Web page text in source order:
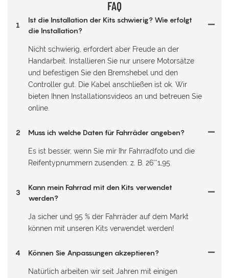
FAQ
1
Ist die Installation der Kits schwierig? Wie erfolgt
die Installation?
Nicht schwierig, erfordert aber Freude an der
Handarbeit. Installieren Sie nur unsere Motorsätze
und befestigen Sie den Bremshebel und den
Controller gut. Die Kabel anschließen ist ok. Wir
bieten Ihnen Installationsvideos an und betreuen Sie
online.
2 Muss ich welche Daten für Fahrräder angeben?
Es ist besser, wenn Sie mir Ihr Fahrradfoto und die
Reifentypnummern zusenden: z. B. 26'*1,95.
3
Kann mein Fahrrad mit den Kits verwendet
werden?
Ja sicher und 95 % der Fahrräder auf dem Markt
können mit unseren Kits verwendet werden!
4 Können Sie Anpassungen akzeptieren?
Natürlich arbeiten wir seit Jahren mit einigen